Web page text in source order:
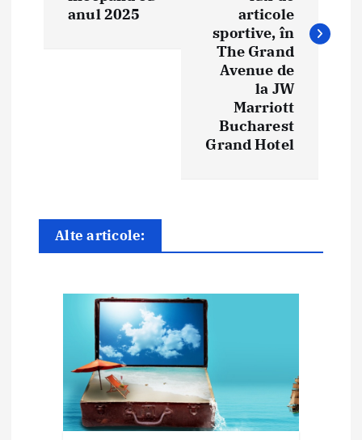
a
r
anul 2025
articole
sportive, în
The Grand
Avenue de
la JW
Marriott
Bucharest
Grand Hotel
Alte articole: